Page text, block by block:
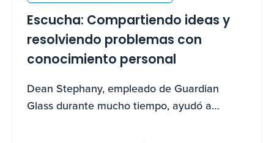
Escucha: Compartiendo ideas y
resolviendo problemas con
conocimiento personal
Dean Stephany, empleado de Guardian
Glass durante mucho tiempo, ayudó a